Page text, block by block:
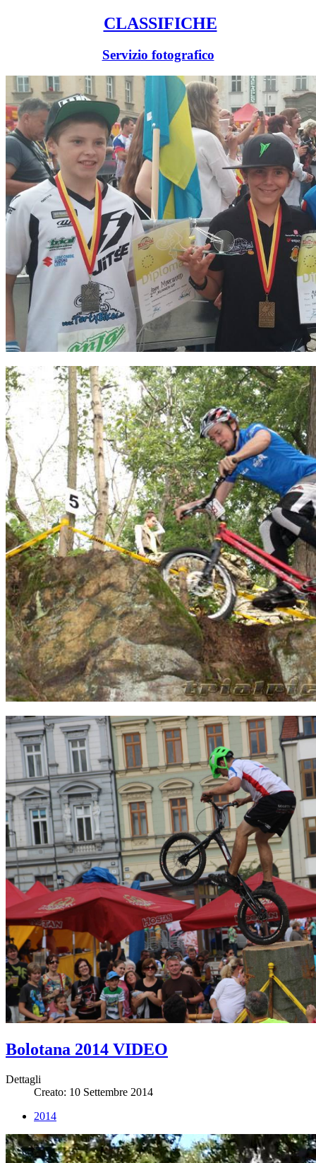
CLASSIFICHE
Servizio fotografico
Bolotana 2014 VIDEO
Dettagli
Creato: 10 Settembre 2014
2014